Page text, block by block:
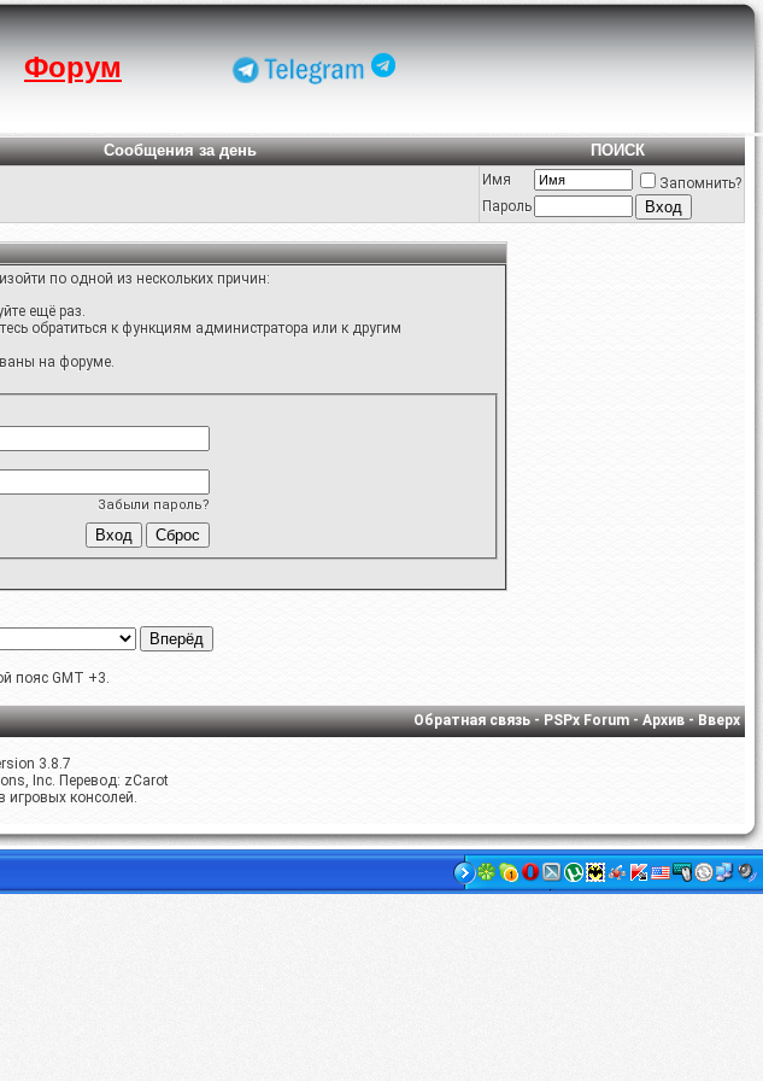
Форум
Сообщения за день
ПОИСК
Имя
Запомнить?
Пароль
по одной из нескольких причин:
ещё раз.
обратиться к функциям администратора или к другим
на форуме.
Забыли пароль?
пояс GMT +3.
Обратная связь-PSPx Forum-Архив-Вверх
3.8.7
Inc. Перевод: zCarot
игровых консолей.